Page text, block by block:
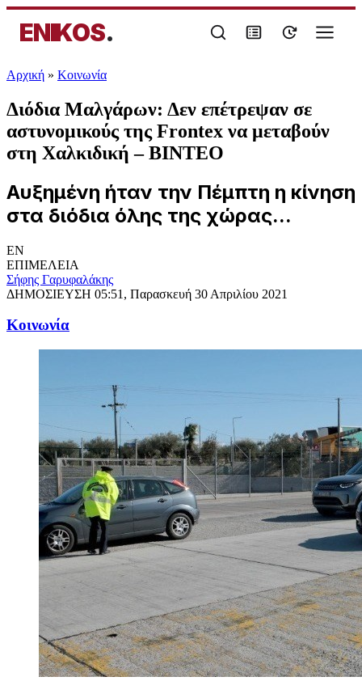
ENIKOS.
Αρχική » Κοινωνία
Διόδια Μαλγάρων: Δεν επέτρεψαν σε
αστυνομικούς της Frontex να μεταβούν
στη Χαλκιδική – ΒΙΝΤΕΟ
Αυξημένη ήταν την Πέμπτη η κίνηση
στα διόδια όλης της χώρας...
EN
ΕΠΙΜΕΛΕΙΑ
Σήφης Γαρυφαλάκης
ΔΗΜΟΣΙΕΥΣΗ 05:51, Παρασκευή 30 Απριλίου 2021
Κοινωνία